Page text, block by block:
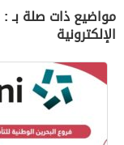
مواضيع ذات صلة بـ :
الإلكترونية